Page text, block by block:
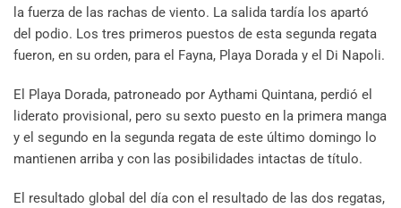
la fuerza de las rachas de viento. La salida tardía los apartó
del podio. Los tres primeros puestos de esta segunda regata
fueron, en su orden, para el Fayna, Playa Dorada y el Di Napoli.
El Playa Dorada, patroneado por Aythami Quintana, perdió el
liderato provisional, pero su sexto puesto en la primera manga
y el segundo en la segunda regata de este último domingo lo
mantienen arriba y con las posibilidades intactas de título.
El resultado global del día con el resultado de las dos regatas,